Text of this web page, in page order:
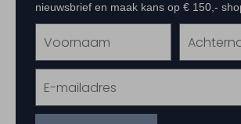
nieuwsbrief en maak kans op € 150,-